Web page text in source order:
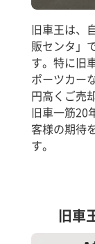
旧車王は、
販センタ」
す。特に旧
ポーツカー
円高くご売
旧車一筋20
客様の期待
す。
旧車